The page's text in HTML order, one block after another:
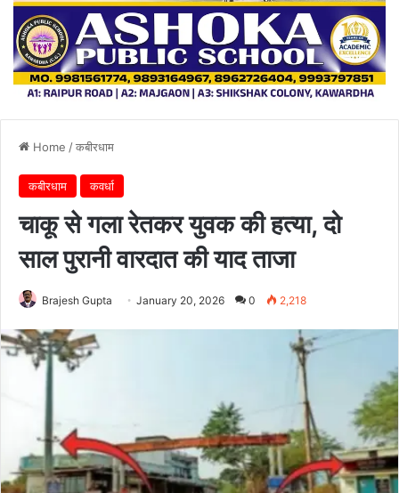
Home /कबीरधाम
कबीरधाम कवर्धा
चाकू से गला रेतकर युवक की हत्या, दो
साल पुरानी वारदात की याद ताजा
Brajesh Gupta January 20, 2026 0 2,218